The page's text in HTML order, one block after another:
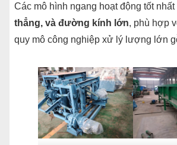
Các mô hình ngang hoạt động tốt nhất
thẳng, và đường kính lớn, phù hợp
quy mô công nghiệp xử lý lượng lớn